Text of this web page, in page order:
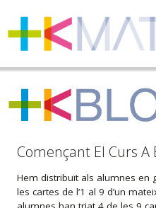
Començant El Curs A
Hem distribuït als alumnes en
les cartes de l’1 al 9 d’un